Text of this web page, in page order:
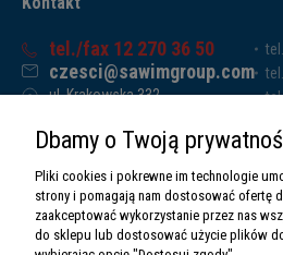
tel./fax 12 270 36 50
czesci@sawimgroup.com
ul. Krakowska 332,
Sawim Group Mariusz Zdyb sp. k.
NIP: 5130284470
REGON: 5246591010
Dbamy o Twoją
Pliki cookies i pokrewne im technologie
strony i pomagają nam dostosować ofertę
zaakceptować wykorzystanie przez nas
do sklepu lub dostosować użycie plików